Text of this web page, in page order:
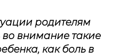
родителям
во внимание такие
как боль в